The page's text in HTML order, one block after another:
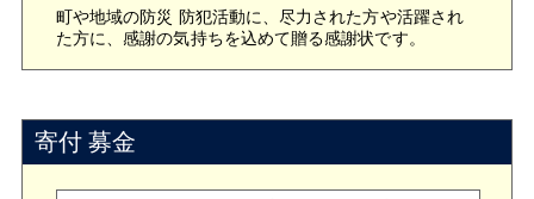
町や地域の防災 防犯活動に、尽力された方や活躍され
た方に、感謝の気持ちを込めて贈る感謝状です。
寄付 募金